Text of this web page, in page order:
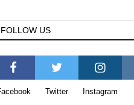
FOLLOW US
Twitter Instagram